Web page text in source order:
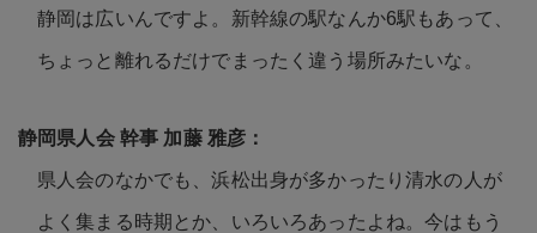
静岡は広いんですよ。新幹線の駅なんか6駅もあって、
ちょっと離れるだけでまったく違う場所みたいな。
県人会のなかでも、浜松出身が多かったり清水の人が
よく集まる時期とか、いろいろあったよね。今はもう